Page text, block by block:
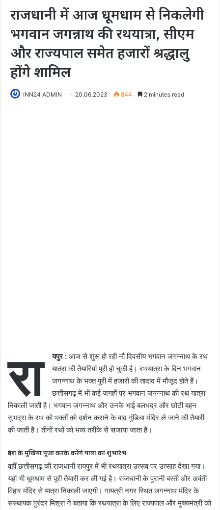
राजधानी में आज धूमधाम से निकलेगी
भगवान जगन्नाथ की रथयात्रा, सीएम
और राज्यपाल समेत हजारों श्रद्धालु
होंगे शामिल
INN24 ADMIN 20.06.2023 844 2 minutes read
रा यपुर : आज से शुरू हो रही नौ दिवसीय भगवान जगन्नाथ के रथ
यात्रा की तैयारियां पूरी हो चुकी है। रथयात्रा के दिन भगवान
जगन्नाथ के भक्त पुरी में हजारों की तादाद में मौजूद होते हैं।
छत्तीसगढ़ में भी कई जगहों पर भगवान जगन्नाथ की रथ यात्रा
निकाली जाती है। भगवान जगन्नाथ और उनके भाई बलभद्र और छोटी बहन
सुभद्रा के रथ को भक्तों को दर्शन कराने के बाद गुंडिचा मंदिर ले जाने की तैयारी
की जाती है। तीनों रथों को भव्य तरीके से सजाया जाता है।
प्रदेश के मुखिया पूजा करके करेंगे यात्रा का शुभारंभ
वहीं छत्तीसगढ़ की राजधानी रायपुर में भी रथयात्रा उत्सव पर उत्साह देखा गया।
यहां भी धूमधाम से पूरी तैयारी कर ली गई है। राजधानी के पुरानी बस्ती और अवंती
विहार मंदिर से यात्रा निकाली जाएगी। गायत्री नगर स्थित जगन्नाथ मंदिर के
संस्थापक पुरंदर मिश्रा ने बताया कि रथयात्रा के लिए राज्यपाल और मुख्यमंत्री को